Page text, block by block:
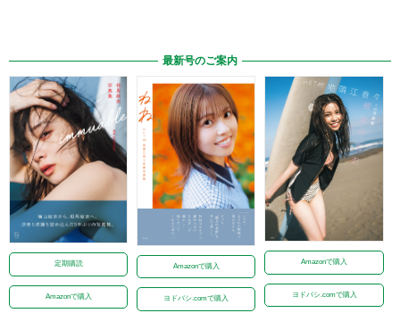
最新号のご案内
定期購読
Amazonで購入
Amazonで購入
ヨドバシ.comで購入
Amazonで購入
ヨドバシ.comで購入